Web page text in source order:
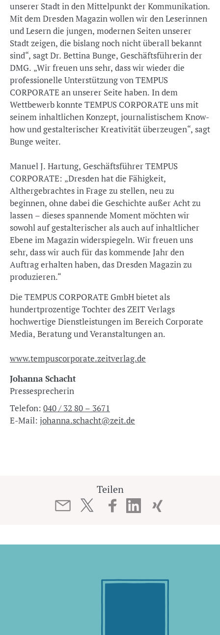
unserer Stadt in den Mittelpunkt der Kommunikation.
Mit dem Dresden Magazin wollen wir den Leserinnen
und Lesern die jungen, modernen Seiten unserer
Stadt zeigen, die bislang noch nicht überall bekannt
sind“, sagt Dr. Bettina Bunge, Geschäftsführerin der
DMG. „Wir freuen uns sehr, dass wir wieder die
professionelle Unterstützung von TEMPUS
CORPORATE an unserer Seite haben. In dem
Wettbewerb konnte TEMPUS CORPORATE uns mit
seinem inhaltlichen Konzept, journalistischem Know-
how und gestalterischer Kreativität überzeugen“, sagt
Bunge weiter.
Manuel J. Hartung, Geschäftsführer TEMPUS
CORPORATE: „Dresden hat die Fähigkeit,
Althergebrachtes in Frage zu stellen, neu zu
beginnen, ohne dabei die Geschichte außer Acht zu
lassen – dieses spannende Moment möchten wir
sowohl auf gestalterischer als auch auf inhaltlicher
Ebene im Magazin widerspiegeln. Wir freuen uns
sehr, dass wir auch für das kommende Jahr den
Auftrag erhalten haben, das Dresden Magazin zu
produzieren.“
Die TEMPUS CORPORATE GmbH bietet als
hundertprozentige Tochter des ZEIT Verlags
hochwertige Dienstleistungen im Bereich Corporate
Media, Beratung und Veranstaltungen an.
www.tempuscorporate.zeitverlag.de
Johanna Schacht
Pressesprecherin
Telefon: 040 / 32 80 – 3671
E-Mail: johanna.schacht@zeit.de
Teilen